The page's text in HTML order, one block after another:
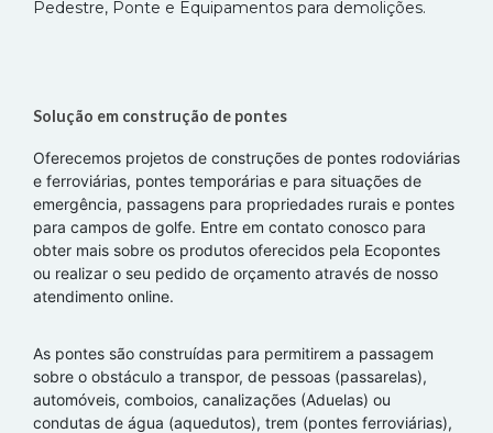
Pedestre, Ponte e Equipamentos para demolições.
Solução em construção de pontes
Oferecemos projetos de construções de pontes rodoviárias
e ferroviárias, pontes temporárias e para situações de
emergência, passagens para propriedades rurais e pontes
para campos de golfe. Entre em contato conosco para
obter mais sobre os produtos oferecidos pela Ecopontes
ou realizar o seu pedido de orçamento através de nosso
atendimento online.
As pontes são construídas para permitirem a passagem
sobre o obstáculo a transpor, de pessoas (passarelas),
automóveis, comboios, canalizações (Aduelas) ou
condutas de água (aquedutos), trem (pontes ferroviárias),